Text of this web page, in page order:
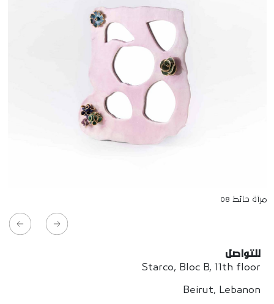
مرآة حائط 08
للتواصل
Starco, Bloc B, 11th floor
Beirut, Lebanon